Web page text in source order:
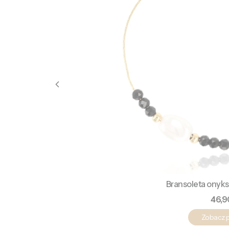
Bransoleta
Zobacz